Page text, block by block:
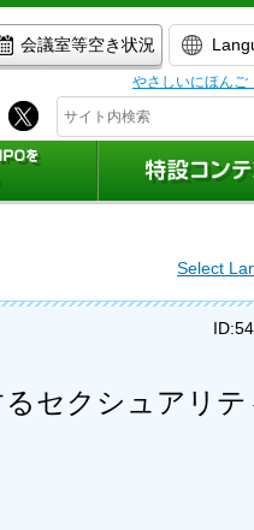
会議室等空き状況
やさしいにほん
Select
セクシュアリテ